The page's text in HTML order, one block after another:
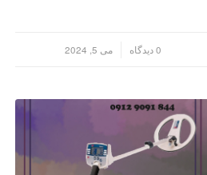
0 دیدگاه می 5, 2024